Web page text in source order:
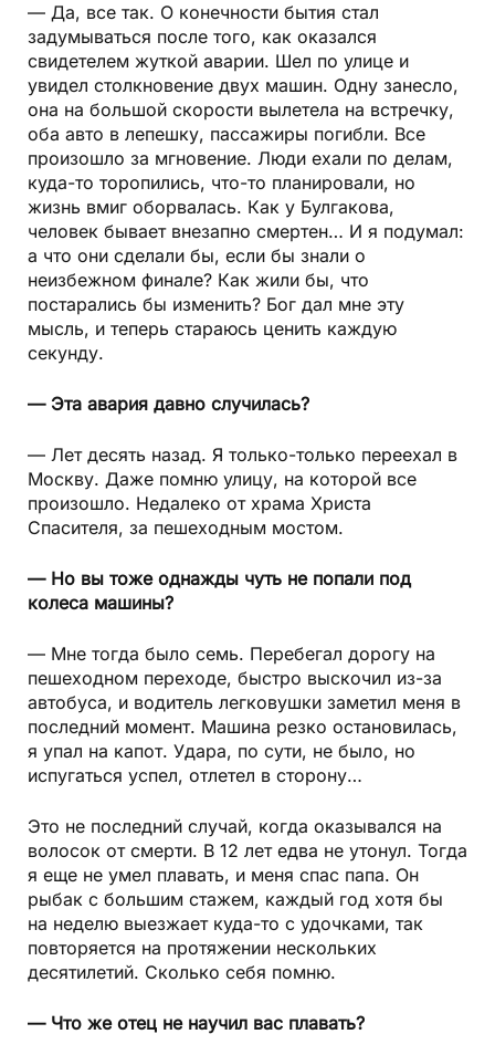
— Да, все так. О конечности бытия стал
задумываться после того, как оказался
свидетелем жуткой аварии. Шел по улице и
увидел столкновение двух машин. Одну занесло,
она на большой скорости вылетела на встречку,
оба авто в лепешку, пассажиры погибли. Все
произошло за мгновение. Люди ехали по делам,
куда-то торопились, что-то планировали, но
жизнь вмиг оборвалась. Как у Булгакова,
человек бывает внезапно смертен… И я подумал:
а что они сделали бы, если бы знали о
неизбежном финале? Как жили бы, что
постарались бы изменить? Бог дал мне эту
мысль, и теперь стараюсь ценить каждую
секунду.
— Эта авария давно случилась?
— Лет десять назад. Я только-только переехал в
Москву. Даже помню улицу, на которой все
произошло. Недалеко от храма Христа
Спасителя, за пешеходным мостом.
— Но вы тоже однажды чуть не попали под
колеса машины?
— Мне тогда было семь. Перебегал дорогу на
пешеходном переходе, быстро выскочил из-за
автобуса, и водитель легковушки заметил меня в
последний момент. Машина резко остановилась,
я упал на капот. Удара, по сути, не было, но
испугаться успел, отлетел в сторону…
Это не последний случай, когда оказывался на
волосок от смерти. В 12 лет едва не утонул. Тогда
я еще не умел плавать, и меня спас папа. Он
рыбак с большим стажем, каждый год хотя бы
на неделю выезжает куда-то с удочками, так
повторяется на протяжении нескольких
десятилетий. Сколько себя помню.
— Что же отец не научил вас плавать?